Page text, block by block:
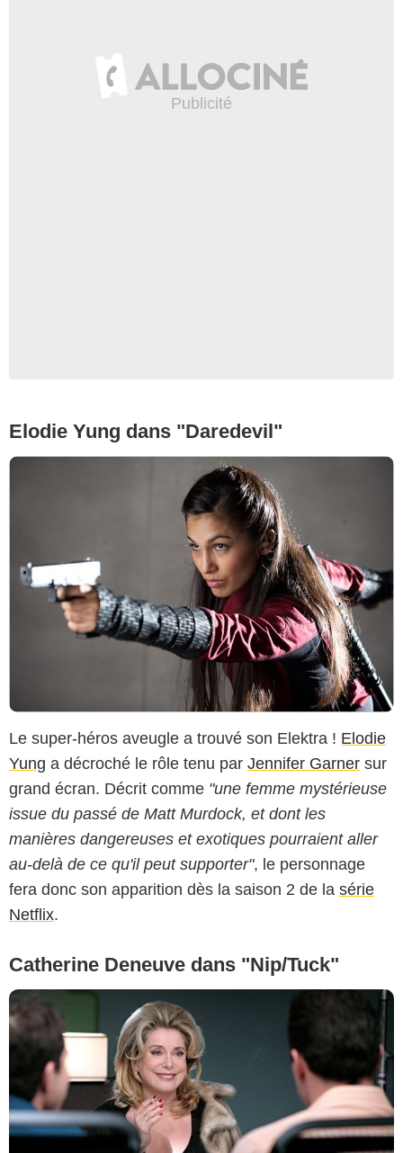
Elodie Yung dans "Daredevil"
Le super-héros aveugle a trouvé son Elektra ! Elodie
Yung a décroché le rôle tenu par Jennifer Garner sur
grand écran. Décrit comme "une femme mystérieuse
issue du passé de Matt Murdock, et dont les
manières dangereuses et exotiques pourraient aller
au-delà de ce qu'il peut supporter", le personnage
fera donc son apparition dès la saison 2 de la série
Netflix.
Catherine Deneuve dans "Nip/Tuck"